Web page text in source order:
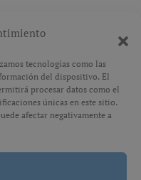
tecnologías como las
del dispositivo. El
procesar datos como el
únicas en este sitio.
afectar negativamente a